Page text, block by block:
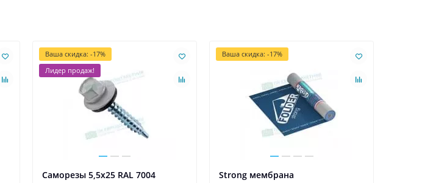
Ваша скидка: -17%
Лидер продаж!
Саморезы 5,5х25 RAL 7004
Ваша скидка: -17%
Strong мембрана